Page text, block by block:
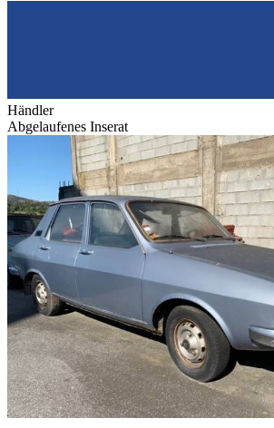
Händler
Abgelaufenes Inserat